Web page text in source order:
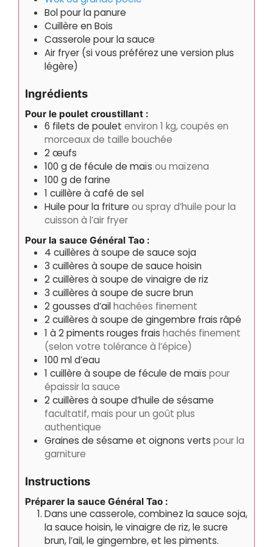
Bol pour la panure
Cuillère en Bois
Casserole pour la sauce
Air fryer (si vous préférez une version plus
légère)
Ingrédients
Pour le poulet croustillant :
6 filets de poulet environ 1 kg, coupés en
morceaux de taille bouchée
2 œufs
100 g de fécule de maïs ou maïzena
100 g de farine
1 cuillère à café de sel
Huile pour la friture ou spray d’huile pour la
cuisson à l’air fryer
Pour la sauce Général Tao :
4 cuillères à soupe de sauce soja
3 cuillères à soupe de sauce hoisin
2 cuillères à soupe de vinaigre de riz
3 cuillères à soupe de sucre brun
2 gousses d’ailhachées finement
2 cuillères à soupe de gingembre frais râpé
1 à 2 piments rouges frais hachés finement
(selon votre tolérance à l’épice)
100 mld’eau
1 cuillère à soupe de fécule de maïs pour
épaissir la sauce
2 cuillères à soupe d’huile de sésame
facultatif, mais pour un goût plus
authentique
Graines de sésame et oignons verts pour la
garniture
Instructions
Préparer la sauce Général Tao :
Dans une casserole, combinez la sauce soja,
la sauce hoisin, le vinaigre de riz, le sucre
brun, l’ail, le gingembre, et les piments.